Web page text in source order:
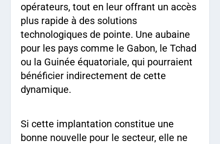
opérateurs, tout en leur offrant un accès
plus rapide à des solutions
technologiques de pointe. Une aubaine
pour les pays comme le Gabon, le Tchad
ou la Guinée équatoriale, qui pourraient
bénéficier indirectement de cette
dynamique.
Si cette implantation constitue une
bonne nouvelle pour le secteur, elle ne